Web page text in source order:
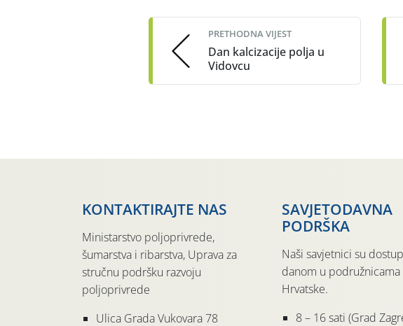
navigation
PRETHODNA VIJEST
Dan kalcizacije polja u
Vidovcu
KONTAKTIRAJTE NAS
Ministarstvo poljoprivrede,
šumarstva i ribarstva, Uprava za
stručnu podršku razvoju
poljoprivrede
Ulica Grada Vukovara 78
SAVJETODAVNA
PODRŠKA
Naši savjetnici su
danom u
Hrvatske.
8 – 16 sati (Grad